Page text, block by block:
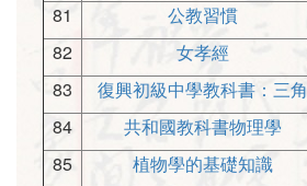
81
公教習慣
82
女孝經
83
復興初級中學教科書：三角
84
共和國教科書物理學
85
植物學的基礎知識